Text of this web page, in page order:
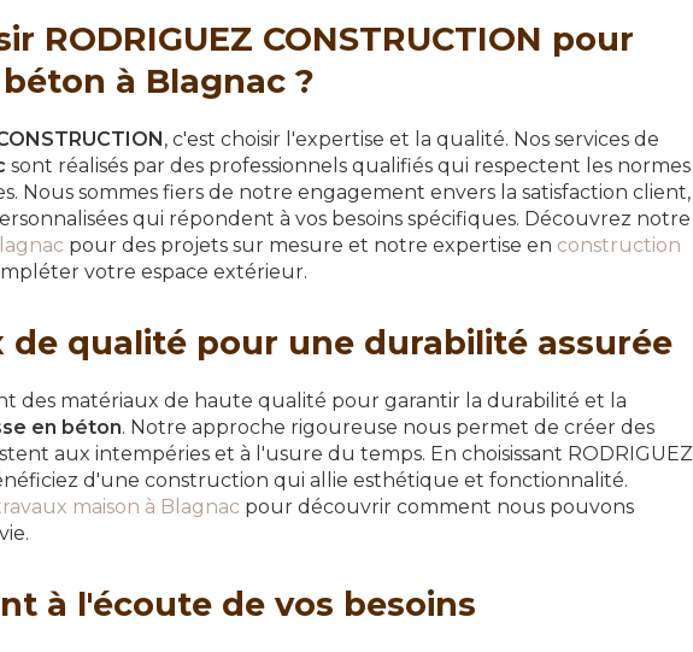
RODRIGUEZ CONSTRUCTION pour
à Blagnac ?
, c'est choisir l'expertise et la qualité. Nos services de
sont réalisés par des professionnels qualifiés qui respectent les normes
Nous sommes fiers de notre engagement envers la satisfaction client,
qui répondent à vos besoins spécifiques. Découvrez notre
pour des projets sur mesure et notre expertise en construction
votre espace extérieur.
de qualité pour une durabilité assurée
des matériaux de haute qualité pour garantir la durabilité et la
en béton. Notre approche rigoureuse nous permet de créer des
aux intempéries et à l'usure du temps. En choisissant RODRIGUEZ
d'une construction qui allie esthétique et fonctionnalité.
maison à Blagnac pour découvrir comment nous pouvons
à l'écoute de vos besoins